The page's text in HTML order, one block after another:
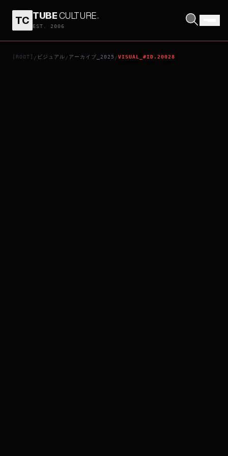
TC TUBECULTURE.
EST. 2006
[ROOT] / ビジュアル / アーカイブ_2025 /VISUAL_#ID.20028
EVERYTHING ABOUT MY WIFE